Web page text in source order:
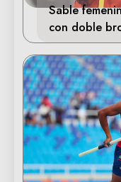
Sable
con doble